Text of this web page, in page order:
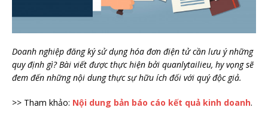
Doanh nghiệp đăng ký sử dụng hóa đơn điện tử cần lưu ý những
quy định gì? Bài viết được thực hiện bởi quanlytailieu, hy vọng sẽ
đem đến những nội dung thực sự hữu ích đối với quý độc giả.
>> Tham khảo: Nội dung bản báo cáo kết quả kinh doanh.